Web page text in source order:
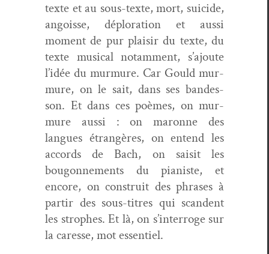
texte et au sous-texte, mort, sui­cide,
angoisse, déplo­ration et aus­si
moment de pur plaisir du texte, du
texte musi­cal notam­ment, s’ajoute
l’idée du mur­mure. Car Gould mur­
mure, on le sait, dans ses ban­des-
son. Et dans ces poèmes, on mur­
mure aus­si : onmaronne des
langues étrangères, on entend les
accords de Bach, on saisit les
bougonnements du pianiste, et
encore, on con­stru­it des phras­es à
par­tir des sous-titres qui scan­dent
les stro­phes. Et là, on s’interroge sur
la caresse, mot essentiel.